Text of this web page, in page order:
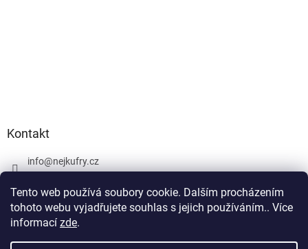
Tento web používá soubory cookie. Dalším procházením
tohoto webu vyjadřujete souhlas s jejich používáním.. Více
informací zde.
Kontakt
info@nejkufry.cz
Facebook